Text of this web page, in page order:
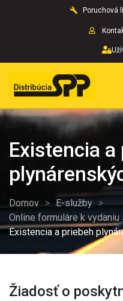
Poruchová
Existencia a
Domov > E-služby >
Online formuláre k vydaniu
Existencia a priebeh
Žiadosť o